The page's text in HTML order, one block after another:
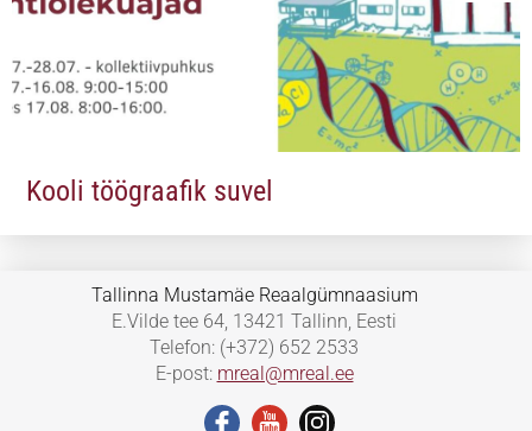
Kooli töögraafik suvel
Tallinna Mustamäe Reaalgümnaasium
E.Vilde tee 64, 13421 Tallinn, Eesti
Telefon: (+372) 652 2533
E-post: mreal@mreal.ee